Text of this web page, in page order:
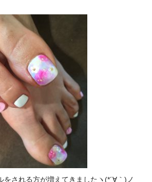
をされる方が増えてきましたヽ(*´∀｀)ノ